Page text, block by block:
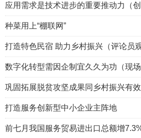
应用需求是技术进步的重要推动力（创
种菜用上“棚联网”
打造特色民宿 助力乡村振兴（评论员观
数字化转型需因企制宜久久为功（现场
巩固拓展脱贫攻坚成果同乡村振兴有
打造服务创新型中小企业主阵地
前七月我国服务贸易进出口总额增